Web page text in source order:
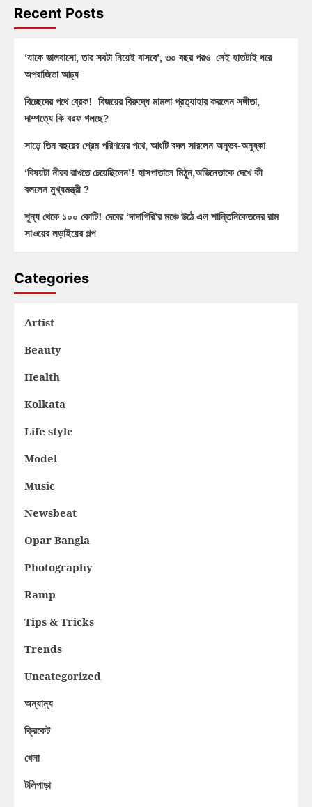
Recent Posts
‘যাকে ভালবাসো, তার সবটা নিয়েই বাসবে’, ৩০ বছর পরও সেই হাতটাই ধরে
অপরাজিতা আঢ্য
বিচ্ছেদের পথে ব্রেক! বিজয়ের বিরুদ্ধে মামলা প্রত্যাহার করলেন সঙ্গীতা,
দাম্পত্যে কি বরফ গলছে?
সাড়ে তিন বছরের প্রেম পরিণয়ের পথে, আংটি বদল সারলেন অনুভব-অনুষ্কা
‘বিষয়টা নীরব রাখতে চেয়েছিলেন’! হাসপাতালে মিঠুন,অভিনেতাকে দেখে কী
বললেন মুখ্যমন্ত্রী ?
শূন্য থেকে ১০০ কোটি! দেবের ‘দাদাগিরি’র মঞ্চে উঠে এল শান্তিনিকেতনের রাম
সাওয়ের লড়াইয়ের গল্প
Categories
Artist
Beauty
Health
Kolkata
Life style
Model
Music
Newsbeat
Opar Bangla
Photography
Ramp
Tips & Tricks
Trends
Uncategorized
অন্যান্য
ক্রিকেট
খেলা
টলিপাড়া